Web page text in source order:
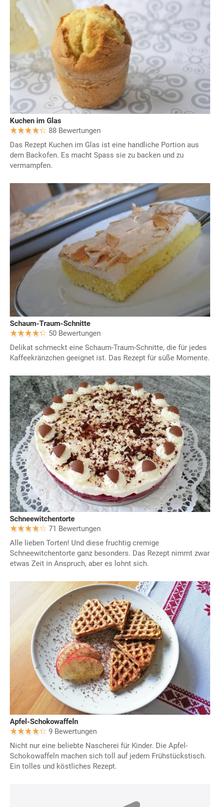
Kuchen im Glas
88 Bewertungen
Das Rezept Kuchen im Glas ist eine handliche Portion aus
dem Backofen. Es macht Spass sie zu backen und zu
vermampfen.
Schaum-Traum-Schnitte
50 Bewertungen
Delikat schmeckt eine Schaum-Traum-Schnitte, die für jedes
Kaffeekränzchen geeignet ist. Das Rezept für süße Momente.
Schneewitchentorte
71 Bewertungen
Alle lieben Torten! Und diese fruchtig cremige
Schneewitchentorte ganz besonders. Das Rezept nimmt zwar
etwas Zeit in Anspruch, aber es lohnt sich.
Apfel-Schokowaffeln
9 Bewertungen
Nicht nur eine beliebte Nascherei für Kinder. Die Apfel-
Schokowaffeln machen sich toll auf jedem Frühstückstisch.
Ein tolles und köstliches Rezept.